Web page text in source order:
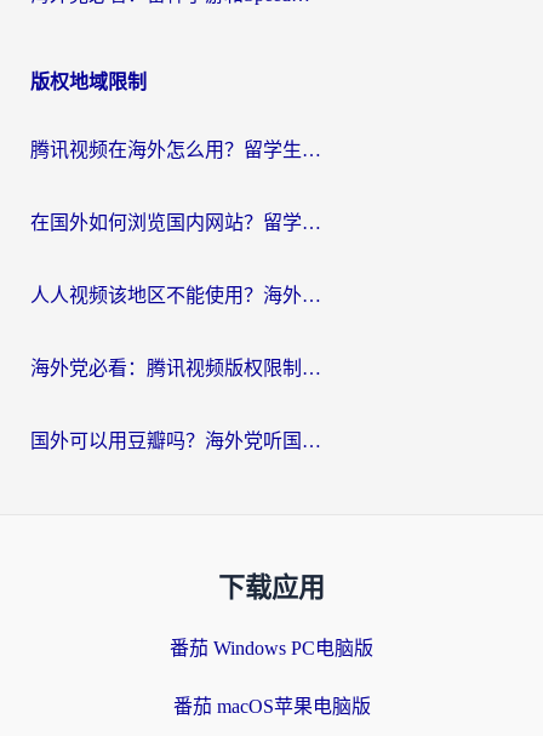
版权地域限制
腾讯视频在海外怎么用？留学生亲测有效的回国加速器攻略
在国外如何浏览国内网站？留学生&海外华人的无缝访问指南
人人视频该地区不能使用？海外党追剧看片的终极解决方案来了
海外党必看：腾讯视频版权限制怎么破？3步让你轻松追剧
国外可以用豆瓣吗？海外党听国内音乐听书的实用指南
下载应用
番茄 Windows PC电脑版
番茄 macOS苹果电脑版